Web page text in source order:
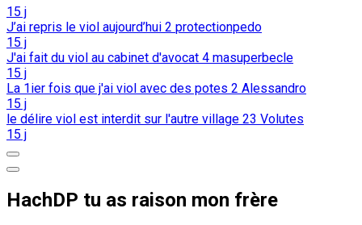
15 j
J’ai repris le viol aujourd’hui 2 protectionpedo
15 j
J'ai fait du viol au cabinet d'avocat 4 masuperbecle
15 j
La 1ier fois que j'ai viol avec des potes 2 Alessandro
15 j
le délire viol est interdit sur l'autre village 23 Volutes
15 j
HachDP tu as raison mon frère